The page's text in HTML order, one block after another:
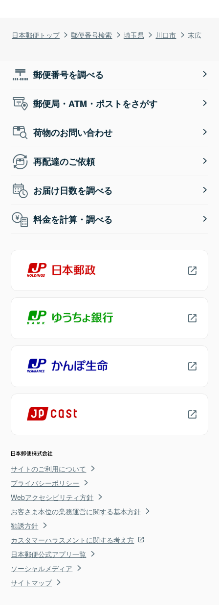
日本郵便トップ 郵便番号検索 埼玉県 川口市 末広
郵便番号を調べる
郵便局・ATM・ポストをさがす
荷物のお問い合わせ
再配達のご依頼
お届け日数を調べる
料金を計算・調べる
サイトのご利用について
プライバシーポリシー
Webアクセシビリティ方針
お客さま本位の業務運営に関する基本方針
勧誘方針
カスタマーハラスメントに関する考え方
日本郵便公式アプリ一覧
ソーシャルメディア
サイトマップ